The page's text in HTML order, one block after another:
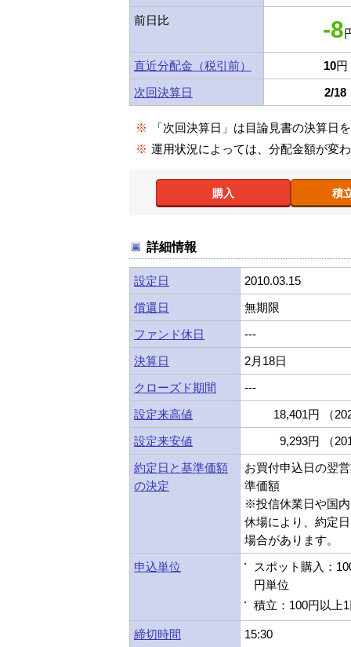
前日比 -8
直近分配金（税引前） 10円
次回決算日
2/18
※
「次回決算日」は目論見書の決算日
※ 運用状況によっては、分配金額が変
購入 積
詳細情報
設定日
2010.03.15
償還日
無期限
ファンド休日
---
決算日
2月18日
クローズド期間
---
設定来高値
18,401円 （
設定来安値
9,293円 （
約定日と基準価額
の決定
お買付申込日の翌
準価額
※投信休業日や国
休場により、約定
場合があります。
申込単位
スポット購入：
円単位
積立：100円以上
締切時間
15:30